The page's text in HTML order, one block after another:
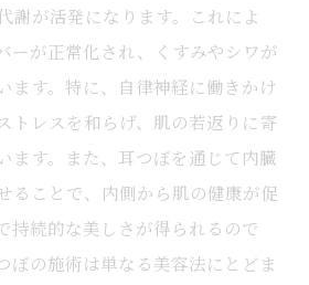
謝が活発になります。これによ
ーが正常化され、くすみやシワが
ます。特に、自律神経に働きかけ
トレスを和らげ、肌の若返りに寄
ます。また、耳つぼを通じて内臓
ることで、内側から肌の健康が促
持続的な美しさが得られるので
ぼの施術は単なる美容法にとどま